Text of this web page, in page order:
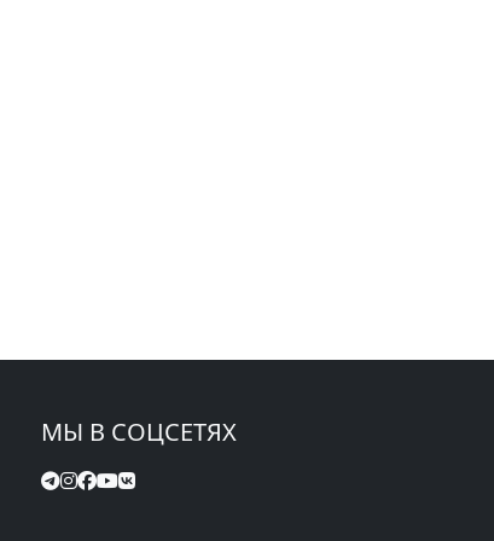
МЫ В СОЦСЕТЯХ